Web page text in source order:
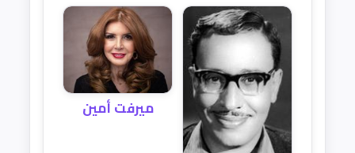
ميرفت أمين